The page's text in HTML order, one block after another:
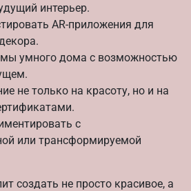
интерьер.
AR-приложения для
умного дома с возможностью
не только на красоту, но и на
с
или трансформируемой
создать не просто красивое, а